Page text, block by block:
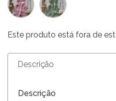
Este produto está fora de
Descrição
Descrição